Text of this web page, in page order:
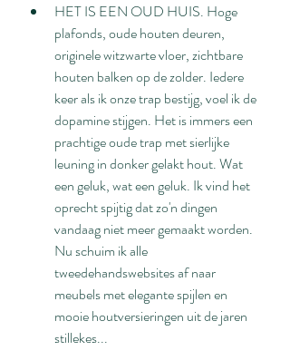
HET IS EEN OUD HUIS. Hoge
plafonds, oude houten deuren,
originele witzwarte vloer, zichtbare
houten balken op de zolder. Iedere
keer als ik onze trap bestijg, voel ik de
dopamine stijgen. Het is immers een
prachtige oude trap met sierlijke
leuning in donker gelakt hout. Wat
een geluk, wat een geluk. Ik vind het
oprecht spijtig dat zo'n dingen
vandaag niet meer gemaakt worden.
Nu schuim ik alle
tweedehandswebsites af naar
meubels met elegante spijlen en
mooie houtversieringen uit de jaren
stillekes...